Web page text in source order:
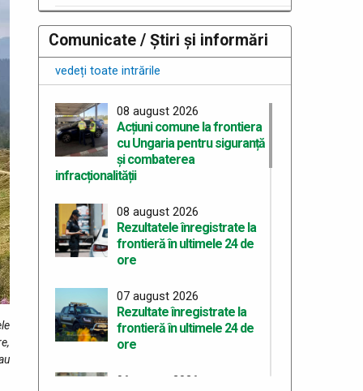
Comunicate / Știri și informări
vedeți toate intrările
08 august 2026
Acțiuni comune la frontiera
cu Ungaria pentru siguranță
și combaterea
infracționalității
08 august 2026
Rezultatele înregistrate la
frontieră în ultimele 24 de
ore
07 august 2026
Rezultate înregistrate la
frontieră în ultimele 24 de
ore
06 august 2026